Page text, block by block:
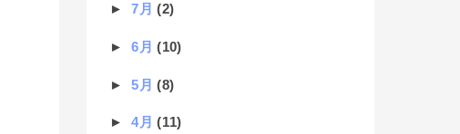
►7月(2)
►6月(10)
►5月(8)
►4月(11)